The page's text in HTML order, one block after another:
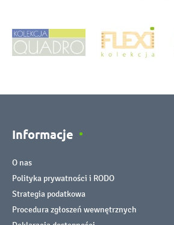
Informacje
O nas
Polityka prywatności i RODO
Strategia podatkowa
Procedura zgłoszeń wewnętrznych